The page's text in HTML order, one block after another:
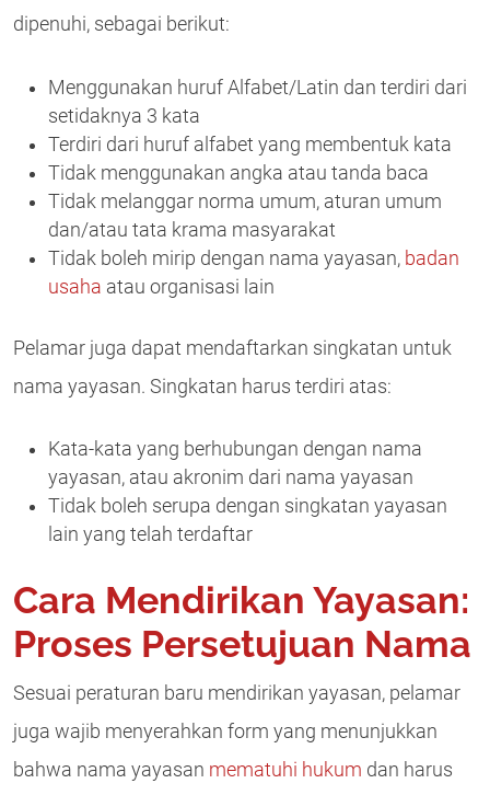
dipenuhi, sebagai berikut:
Menggunakan huruf Alfabet/Latin dan terdiri dari
setidaknya 3 kata
Terdiri dari huruf alfabet yang membentuk kata
Tidak menggunakan angka atau tanda baca
Tidak melanggar norma umum, aturan umum
dan/atau tata krama masyarakat
Tidak boleh mirip dengan nama yayasan, badan
usaha atau organisasi lain
Pelamar juga dapat mendaftarkan singkatan untuk
nama yayasan. Singkatan harus terdiri atas:
Kata-kata yang berhubungan dengan nama
yayasan, atau akronim dari nama yayasan
Tidak boleh serupa dengan singkatan yayasan
lain yang telah terdaftar
Cara Mendirikan Yayasan:
Proses Persetujuan Nama
Sesuai peraturan baru mendirikan yayasan, pelamar
juga wajib menyerahkan form yang menunjukkan
bahwa nama yayasan mematuhi hukum dan harus